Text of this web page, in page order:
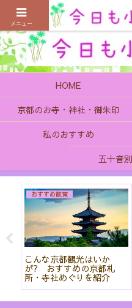
京都の町で歴史を楽しむ、そ
HOME
京都のお寺・神社・御朱印
私のおすすめ
五十音
おすすめ散策
こんな京都観光はいか
が? おすすめの京都札
所・寺社めぐりを紹介
メニュー